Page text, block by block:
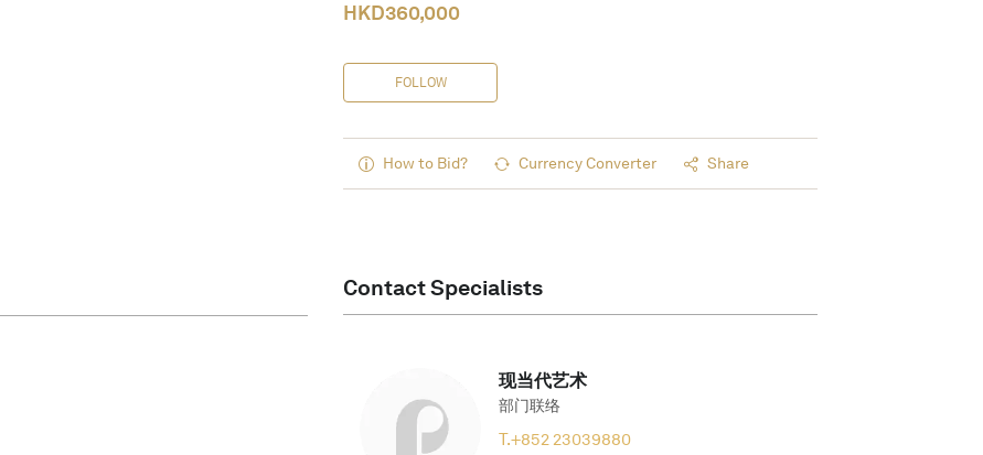
HKD360,000
FOLLOW
How to Bid? Currency Converter Share
Contact Specialists
现当代艺术
部门联络
T.+852 23039880